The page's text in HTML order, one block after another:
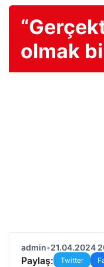
olmak
admin•21.04.2024
Paylaş: Twitter